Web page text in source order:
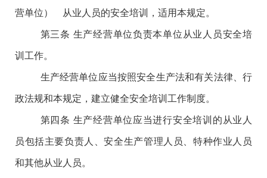
营单位） 从业人员的安全培训，适用本规定。
第三条 生产经营单位负责本单位从业人员安全培
训工作。
生产经营单位应当按照安全生产法和有关法律、行
政法规和本规定，建立健全安全培训工作制度。
第四条 生产经营单位应当进行安全培训的从业人
员包括主要负责人、安全生产管理人员、特种作业人员
和其他从业人员。